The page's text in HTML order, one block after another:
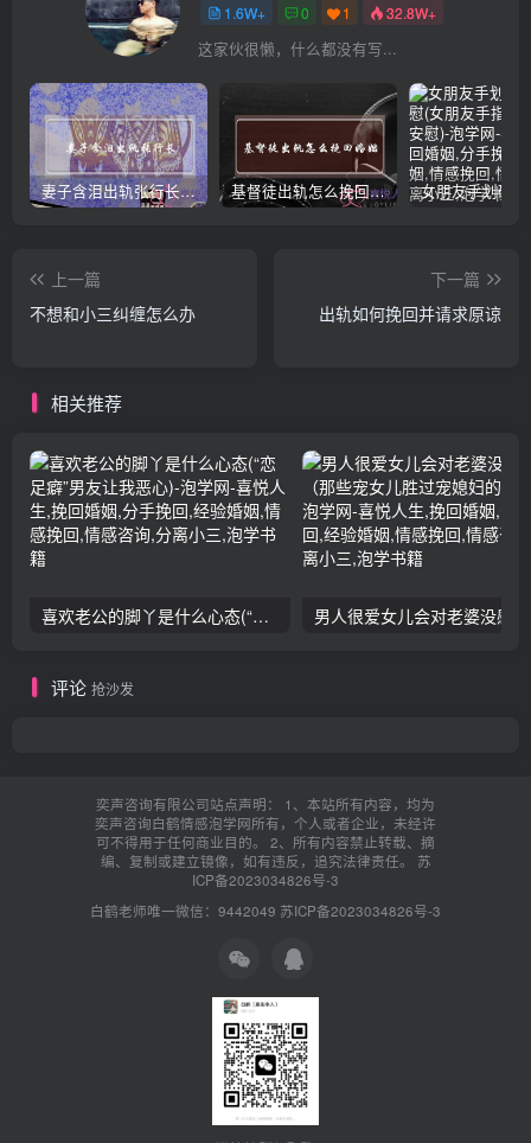
1.6W+ 0 1 32.8W+
这家伙很懒，什么都没有写...
妻子含泪出轨张行长 她说全都是因为家中 基督徒出轨怎么挽回婚姻(基督徒面对出轨婚姻)
上一篇
不想和小三纠缠怎么办
下一篇
出轨如何挽回并请求原谅
相关推荐
喜欢老公的脚丫是什么心态(“恋足癖”男友让我恶心)
评论 抢沙发
奕声咨询有限公司站点声明： 1、本站所有内容，均为
奕声咨询白鹤情感泡学网所有，个人或者企业，未经许
可不得用于任何商业目的。 2、所有内容禁止转载、摘
编、复制或建立镜像，如有违反，追究法律责任。 苏
ICP备2023034826号-3
白鹤老师唯一微信：9442049 苏ICP备2023034826号-3